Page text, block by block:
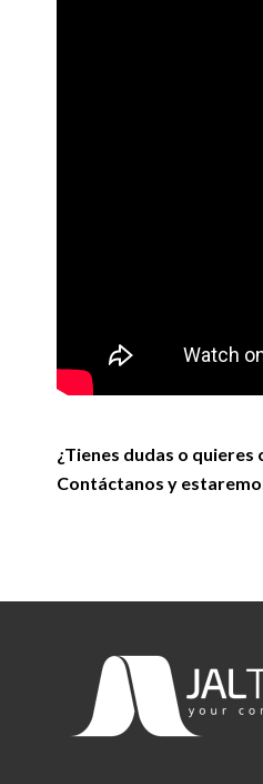
¿Tienes dudas o
Contáctanos y